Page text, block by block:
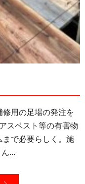
用の足場の発注を
スベスト等の有害物
まで必要らしく。施
...